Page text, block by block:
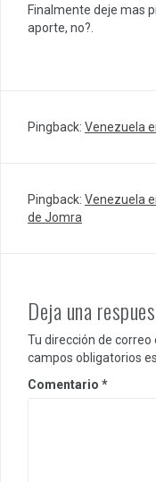
Finalmente deje mas
aporte, no?.
Pingback: Venezuela
Pingback: Venezuela
de Jomra
Deja una
Tu dirección de correo
campos obligatorios
Comentario *